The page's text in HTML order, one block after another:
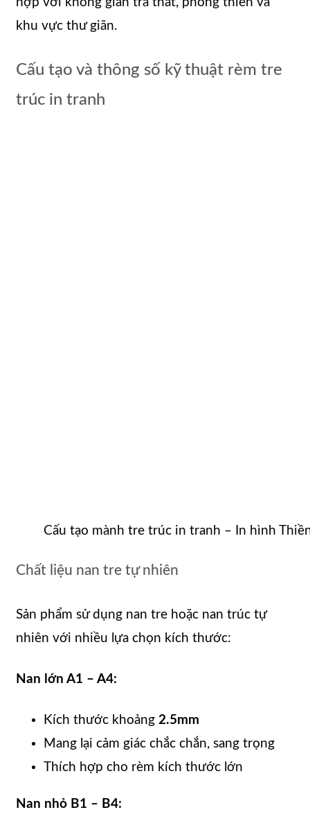
khu vực thư giãn.
Cấu tạo và thông số kỹ thuật rèm tre
trúc in tranh
Cấu tạo mành tre trúc in tranh – In hình
Chất liệu nan tre tự nhiên
Sản phẩm sử dụng nan tre hoặc nan trúc tự
nhiên với nhiều lựa chọn kích thước:
Nan lớn A1 – A4:
Kích thước khoảng 2.5mm
Mang lại cảm giác chắc chắn, sang trọng
Thích hợp cho rèm kích thước lớn
Nan nhỏ B1 – B4: